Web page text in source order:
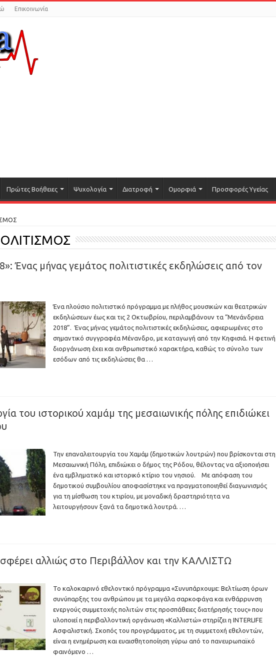
Επικοινωνία
Πρώτες Βοήθειες Ψυχολογία Διατροφή Ομορφιά Προσφορές Υγείας
Ένας μήνας γεμάτος πολιτιστικές εκδηλώσεις από τον
Ένα πλούσιο πολιτιστικό πρόγραμμα με πλήθος μουσικών και θεατρικών
εκδηλώσεων έως και τις 2 Οκτωβρίου, περιλαμβάνουν τα “Μενάνδρεια
2018”. Ένας μήνας γεμάτος πολιτιστικές εκδηλώσεις, αφιερωμένες στο
σημαντικό συγγραφέα Μένανδρο, με καταγωγή από την Κηφισιά. Η φετινή
διοργάνωση έχει και ανθρωπιστικό χαρακτήρα, καθώς το σύνολο των
εσόδων από τις εκδηλώσεις θα …
του ιστορικού χαμάμ της μεσαιωνικής πόλης επιδιώκει
Την επαναλειτουργία του Χαμάμ (δημοτικών λουτρών) που βρίσκονται στη
Μεσαιωνική Πόλη, επιδιώκει ο δήμος της Ρόδου, θέλοντας να αξιοποιήσει
ένα εμβληματικό και ιστορικό κτίριο του νησιού. Με απόφαση του
δημοτικού συμβουλίου αποφασίστηκε να πραγματοποιηθεί διαγωνισμός
για τη μίσθωση του κτιρίου, με μοναδική δραστηριότητα να
λειτουργήσουν ξανά τα δημοτικά λουτρά. …
αλλιώς στο Περιβάλλον και την ΚΑΛΛΙΣΤΩ
Το καλοκαιρινό εθελοντικό πρόγραμμα «Συνυπάρχουμε: Βελτίωση όρων
συνύπαρξης του ανθρώπου με τα μεγάλα σαρκοφάγα και ενθάρρυνση
ενεργούς συμμετοχής πολιτών στις προσπάθειες διατήρησής τους» που
υλοποιεί η περιβαλλοντική οργάνωση «Καλλιστώ» στηρίζει η INTERLIFE
Ασφαλιστική. Σκοπός του προγράμματος, με τη συμμετοχή εθελοντών,
είναι η ενημέρωση και ευαισθητοποίηση γύρω από το πανευρωπαϊκό
φαινόμενο …